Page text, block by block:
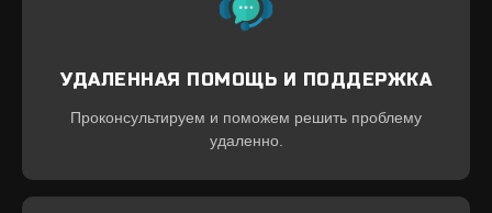
УДАЛЕННАЯ ПОМОЩЬ И ПОДДЕРЖКА
Проконсультируем и поможем решить проблему
удаленно.